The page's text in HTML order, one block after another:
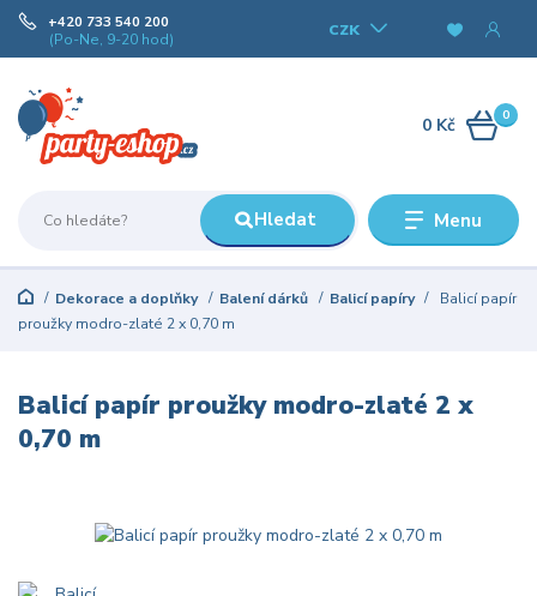
Menu
CZK
Hledat
+420 733 540 200
(Po-Ne, 9-20 hod)
0
0 Kč
Dekorace a doplňky Balení dárků Balicí papíry
Balicí papír
proužky modro-zlaté 2 x 0,70 m
Balicí papír proužky modro-zlaté 2 x
0,70 m